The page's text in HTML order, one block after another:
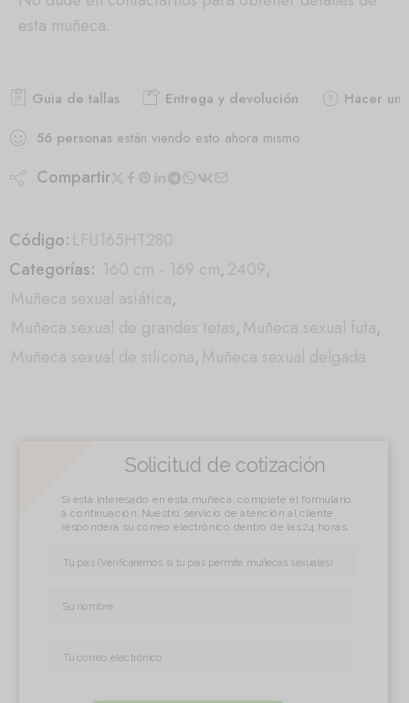
esta muñeca.
Guia de tallas Entrega y devolución
Hacer
56 personas están viendo esto ahora mismo
Compartir
Código: LFU165HT280
Categorías: 160 cm - 169 cm,2409,
Muñeca sexual asiática,
Muñeca sexual de grandes tetas,Muñeca sexual futa,
Muñeca sexual de silicona,Muñeca sexual delgada
Solicitud de cotización
Si está interesado en esta muñeca, complete el formulario
a continuación. Nuestro servicio de atención al cliente
responderá su correo electrónico dentro de las 24 horas.